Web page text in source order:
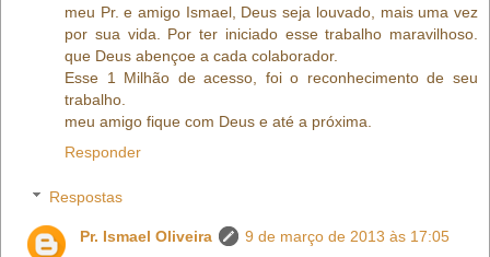
meu Pr. e amigo Ismael, Deus seja louvado, mais uma vez
por sua vida. Por ter iniciado esse trabalho maravilhoso.
que Deus abençoe a cada colaborador.
Esse 1 Milhão de acesso, foi o reconhecimento de seu
trabalho.
meu amigo fique com Deus e até a próxima.
Responder
Respostas
Pr. Ismael Oliveira
9 de março de 2013 às 17:05